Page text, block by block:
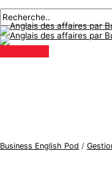
au
contenu
principal
Business English Pod /
des
publications
S
u
j
e
R
e
c
h